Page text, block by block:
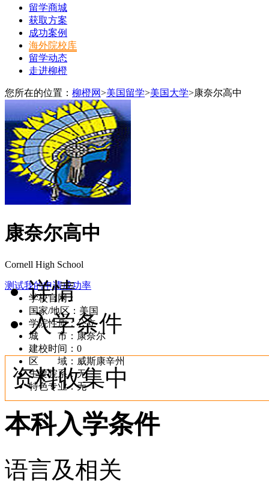
留学商城
获取方案
成功案例
海外院校库
留学动态
走进柳橙
您所在的位置： 柳橙网>美国留学>美国大学>康奈尔高中
康奈尔高中
Cornell High School
测试我的申请成功率
学校官网：
国家/地区：美国
学院性质：公立
城 市：康奈尔
建校时间：0
区 域：威斯康辛州
主要院系：无
特色专业：无
详情
入学条件
资料收集中
本科入学条件
语言及相关